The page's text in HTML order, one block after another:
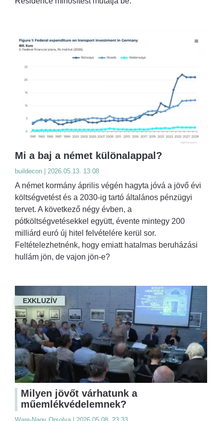
Mi a baj a német különalappal?
buildecon | 2026.05.13. 13:08
A német kormány április végén hagyta jóvá a jövő évi
költségvetést és a 2030-ig tartó általános pénzügyi
tervet. A következő négy évben, a
pótköltségvetésekkel együtt, évente mintegy 200
milliárd euró új hitel felvételére kerül sor.
Feltételezhetnénk, hogy emiatt hatalmas beruházási
hullám jön, de vajon jön-e?
EXKLUZÍV
Milyen jövőt várhatunk a
műemlékvédelemnek?